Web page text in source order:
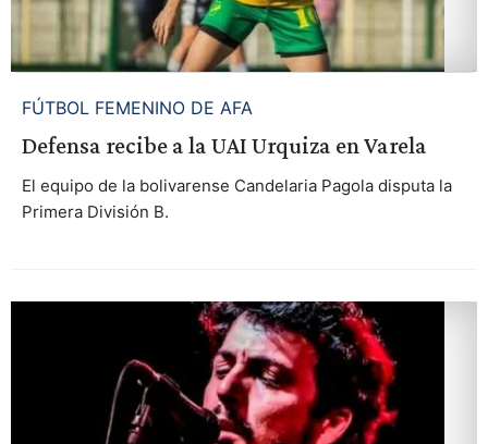
FÚTBOL FEMENINO DE AFA
Defensa recibe a la UAI Urquiza en Varela
El equipo de la bolivarense Candelaria Pagola disputa la
Primera División B.